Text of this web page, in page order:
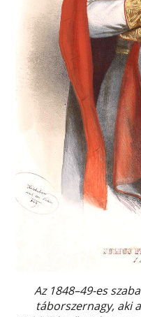
Az 1848–49-es
táborszernagy, aki